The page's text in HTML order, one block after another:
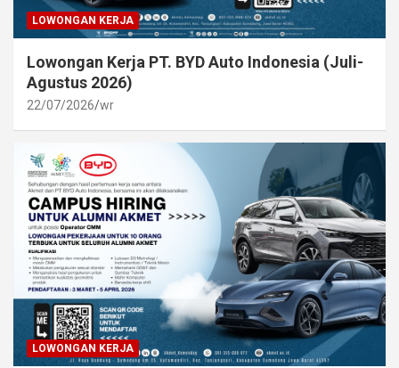
LOWONGAN KERJA
Lowongan Kerja PT. BYD Auto Indonesia (Juli-
Agustus 2026)
22/07/2026 wr
LOWONGAN KERJA